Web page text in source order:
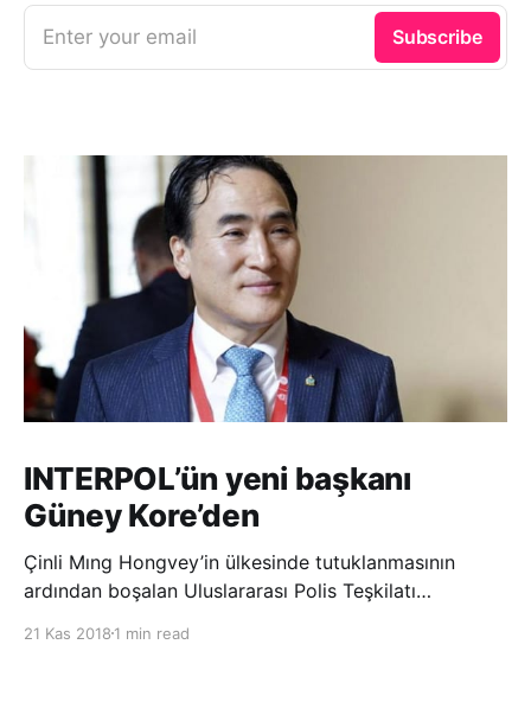
Enter your email Subscribe
INTERPOL’ün yeni başkanı
Güney Kore’den
Çinli Mıng Hongvey’in ülkesinde tutuklanmasının
ardından boşalan Uluslararası Polis Teşkilatı
seçildi. INTERPOL Genel Kurulu’nun Dubai’deki
21 Kas 2018 1 min read